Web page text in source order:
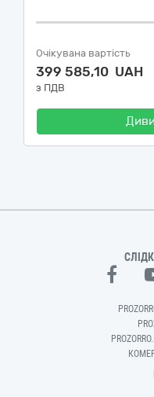
Очікувана вартість
399 585,10 UAH
з ПДВ